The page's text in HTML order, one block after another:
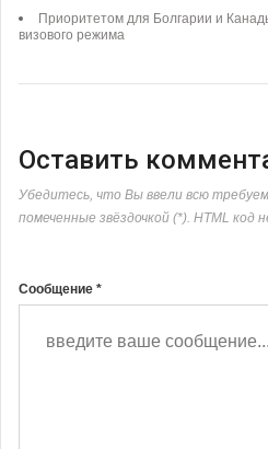
Приоритетом для Болгарии и
визового режима
Оставить
Убедитесь, что Вы ввели всю
помеченные звёздочкой (*). HTML код
Сообщение *